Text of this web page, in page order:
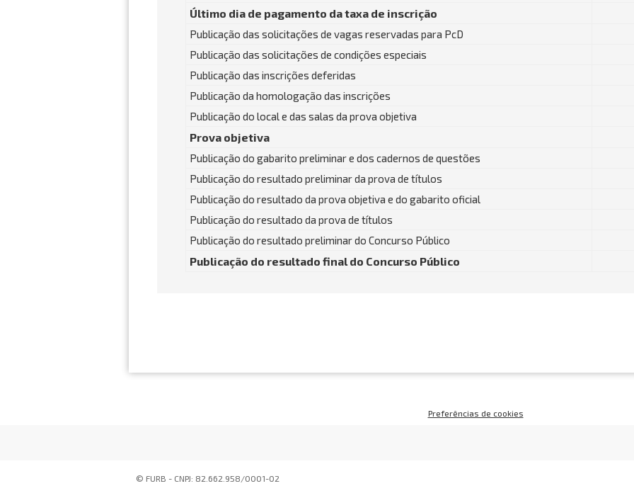
Último dia de pagamento da taxa de inscrição
Publicação das solicitações de vagas reservadas para PcD
Publicação das solicitações de condições especiais
Publicação das inscrições deferidas
Publicação da homologação das inscrições
Publicação do local e das salas da prova objetiva
Prova objetiva
Publicação do gabarito preliminar e dos cadernos de questões
Publicação do resultado preliminar da prova de títulos
Publicação do resultado da prova objetiva e do gabarito oficial
Publicação do resultado da prova de títulos
Publicação do resultado preliminar do Concurso Público
Publicação do resultado final do Concurso Público
Preferências de cookies
© FURB - CNPJ: 82.662.958/0001-02